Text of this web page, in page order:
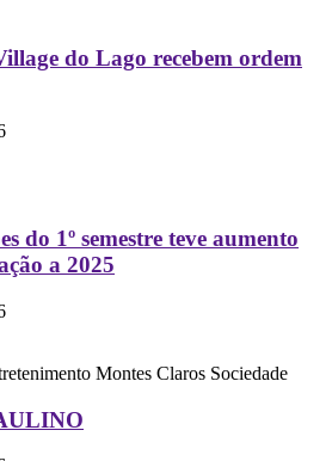
do Lago recebem ordem
do 1º semestre teve aumento
a 2025
Montes Claros Sociedade